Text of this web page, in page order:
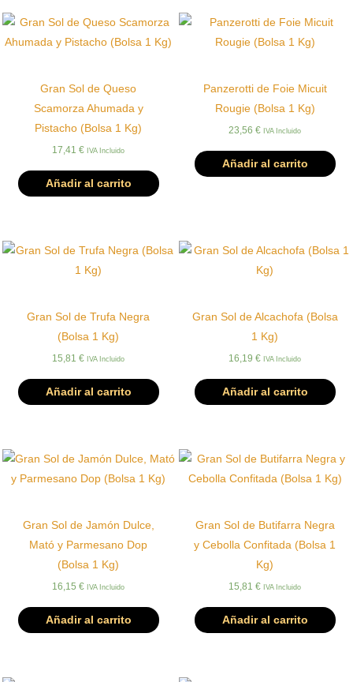
Gran Sol de Queso
Scamorza Ahumada y
Pistacho (Bolsa 1 Kg)
17,41 € IVA Incluido
Añadir al carrito
Panzerotti de Foie Micuit
Rougie (Bolsa 1 Kg)
23,56 € IVA Incluido
Añadir al carrito
Gran Sol de Trufa Negra
(Bolsa 1 Kg)
15,81 € IVA Incluido
Añadir al carrito
Gran Sol de Alcachofa (Bolsa
1 Kg)
16,19 € IVA Incluido
Añadir al carrito
Gran Sol de Jamón Dulce,
Mató y Parmesano Dop
(Bolsa 1 Kg)
16,15 € IVA Incluido
Añadir al carrito
Gran Sol de Butifarra Negra
y Cebolla Confitada (Bolsa 1
Kg)
15,81 € IVA Incluido
Añadir al carrito